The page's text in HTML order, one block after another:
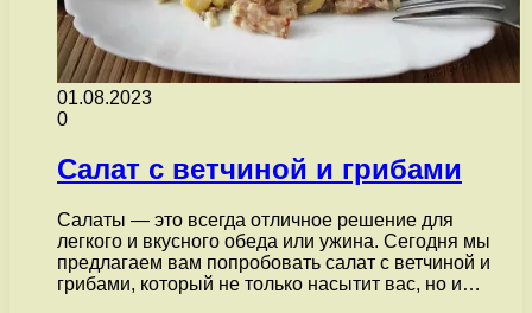
01.08.2023
0
Салат с ветчиной и грибами
Салаты — это всегда отличное решение для
легкого и вкусного обеда или ужина. Сегодня мы
предлагаем вам попробовать салат с ветчиной и
грибами, который не только насытит вас, но и…